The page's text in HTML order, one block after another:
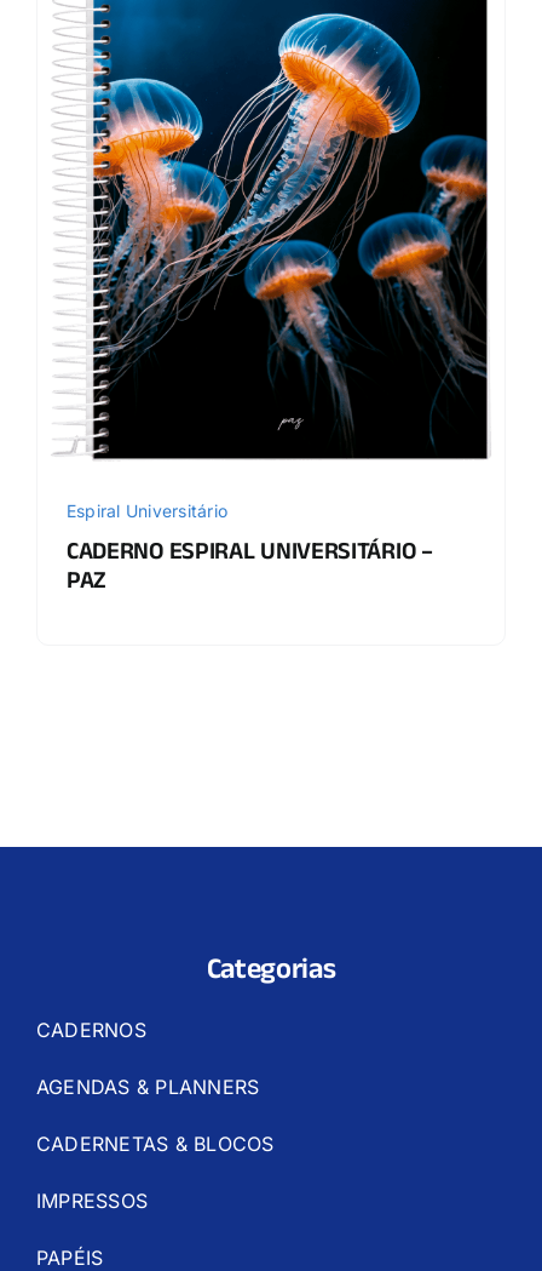
Espiral Universitário
CADERNO ESPIRAL UNIVERSITÁRIO –
PAZ
Categorias
CADERNOS
AGENDAS & PLANNERS
CADERNETAS & BLOCOS
IMPRESSOS
PAPÉIS